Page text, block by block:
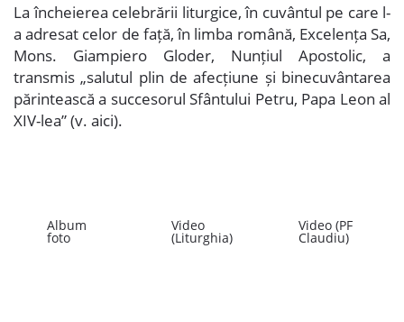
La încheierea celebrării liturgice, în cuvântul pe care l-
a adresat celor de față, în limba română, Excelența Sa,
Mons. Giampiero Gloder, Nunțiul Apostolic, a
transmis „salutul plin de afecțiune și binecuvântarea
părintească a succesorul Sfântului Petru, Papa Leon al
XIV-lea” (v. aici).
Album
foto
Video
(Liturghia)
Video (PF
Claudiu)